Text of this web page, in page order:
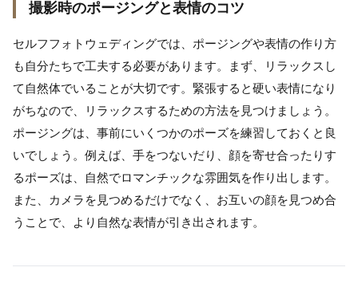
撮影時のポージングと表情のコツ
セルフフォトウェディングでは、ポージングや表情の作り方
も自分たちで工夫する必要があります。まず、リラックスし
て自然体でいることが大切です。緊張すると硬い表情になり
がちなので、リラックスするための方法を見つけましょう。
ポージングは、事前にいくつかのポーズを練習しておくと良
いでしょう。例えば、手をつないだり、顔を寄せ合ったりす
るポーズは、自然でロマンチックな雰囲気を作り出します。
また、カメラを見つめるだけでなく、お互いの顔を見つめ合
うことで、より自然な表情が引き出されます。